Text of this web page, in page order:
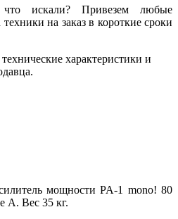
искали? Привезем любые
на заказ в короткие сроки
характеристики и
мощности PA-1 mono! 80
A. Вес 35 кг.